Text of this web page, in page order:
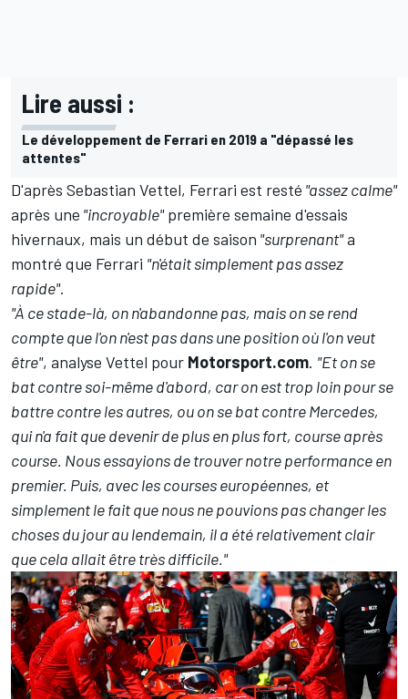
Lire aussi :
Le développement de Ferrari en 2019 a "dépassé les
attentes"
D'après Sebastian Vettel, Ferrari est resté "assez calme"
après une "incroyable"première semaine d'essais
hivernaux, mais un début de saison "surprenant"a
montré que Ferrari "n'était simplement pas assez
rapide".
"À ce stade-là, on n'abandonne pas, mais on se rend
compte que l'on n'est pas dans une position où l'on veut
être", analyse Vettel pour Motorsport.com. "Et on se
bat contre soi-même d'abord, car on est trop loin pour se
battre contre les autres, ou on se bat contre Mercedes,
qui n'a fait que devenir de plus en plus fort, course après
course. Nous essayions de trouver notre performance en
premier. Puis, avec les courses européennes, et
simplement le fait que nous ne pouvions pas changer les
choses du jour au lendemain, il a été relativement clair
que cela allait être très difficile."